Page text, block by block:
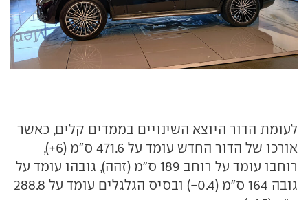
לעומת הדור היוצא השינויים בממדים קלים, כאשר
אורכו של הדור החדש עומד על 471.6 ס"מ (6+),
רוחבו עומד על רוחב 189 ס"מ (זהה), גובהו עומד על
גובה 164 ס"מ (0.4-) ובסיס הגלגלים עומד על 288.8